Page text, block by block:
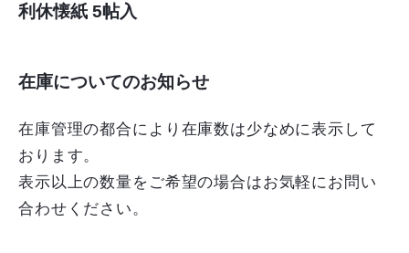
利休懐紙 5帖入
在庫についてのお知らせ
在庫管理の都合により在庫数は少なめに表示して
おります。
表示以上の数量をご希望の場合はお気軽にお問い
合わせください。